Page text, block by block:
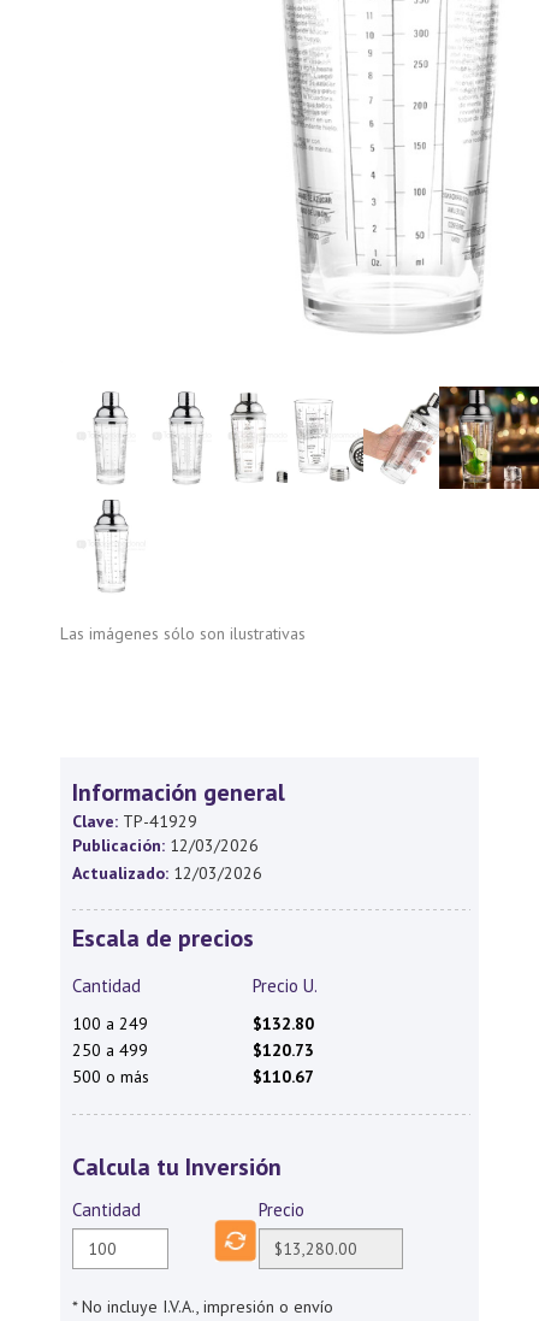
Las imágenes sólo son ilustrativas
Información general
Clave: TP-41929
Publicación: 12/03/2026
Actualizado: 12/03/2026
Escala de precios
Cantidad Precio U.
100 a 249
$132.80
250 a 499
$120.73
500 o más
$110.67
Calcula tu Inversión
Cantidad Precio
* No incluye I.V.A., impresión o envío